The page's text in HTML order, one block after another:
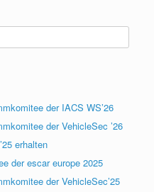
der IACS WS’26
der VehicleSec ’26
erhalten
der escar europe 2025
der VehicleSec’25